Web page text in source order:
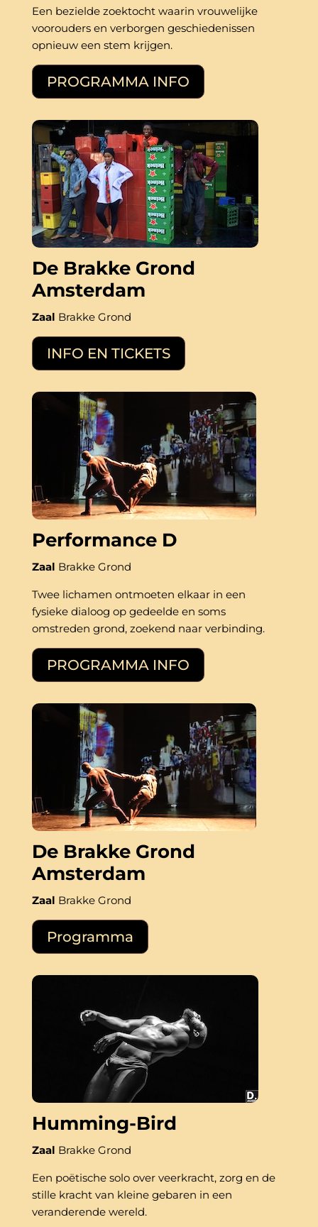
Een bezielde zoektocht waarin vrouwelijke
voorouders en verborgen geschiedenissen
opnieuw een stem krijgen.
PROGRAMMA INFO
De Brakke Grond
Amsterdam
Zaal Brakke Grond
INFO EN TICKETS
Performance D
Zaal Brakke Grond
Twee lichamen ontmoeten elkaar in een
fysieke dialoog op gedeelde en soms
omstreden grond, zoekend naar verbinding.
PROGRAMMA INFO
De Brakke Grond
Amsterdam
Zaal Brakke Grond
Programma
Humming-Bird
Zaal Brakke Grond
Een poëtische solo over veerkracht, zorg en de
stille kracht van kleine gebaren in een
veranderende wereld.